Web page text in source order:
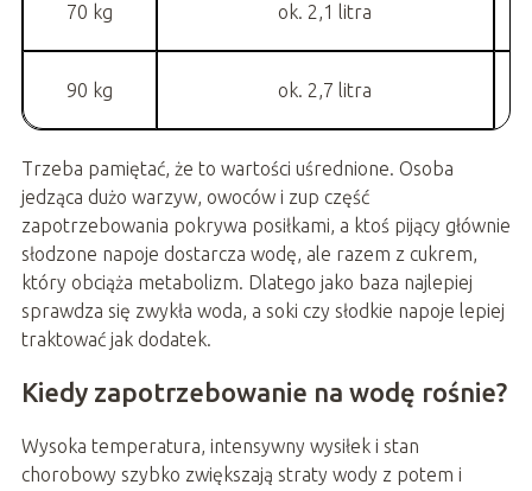
70 kg ok. 2,1 litra
90 kg ok. 2,7 litra
Trzeba pamiętać, że to wartości uśrednione. Osoba
jedząca dużo warzyw, owoców i zup część
zapotrzebowania pokrywa posiłkami, a ktoś pijący głównie
słodzone napoje dostarcza wodę, ale razem z cukrem,
który obciąża metabolizm. Dlatego jako baza najlepiej
sprawdza się zwykła woda, a soki czy słodkie napoje lepiej
traktować jak dodatek.
Kiedy zapotrzebowanie na wodę rośnie?
Wysoka temperatura, intensywny wysiłek i stan
chorobowy szybko zwiększają straty wody z potem i